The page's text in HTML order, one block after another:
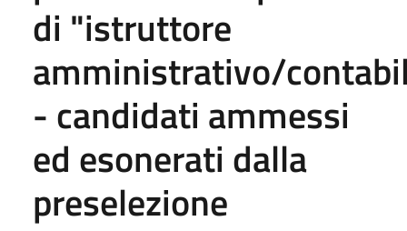
di "istruttore
amministrativo/
- candidati ammessi
ed esonerati dalla
preselezione